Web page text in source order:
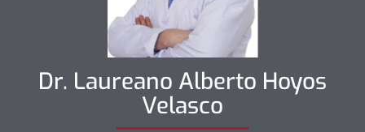
Dr. Laureano Alberto Hoyos
Velasco